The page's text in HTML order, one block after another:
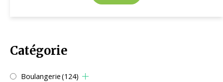
Catégorie
Boulangerie(124)